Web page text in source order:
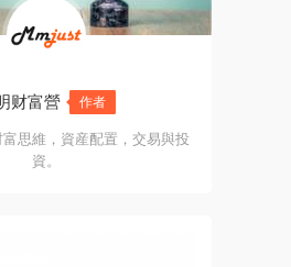
财富營 作者
思維，資産配置，交易與投
資。